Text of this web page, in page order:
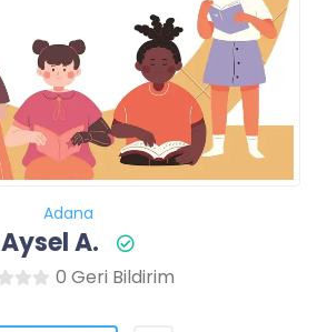
Adana
Aysel A.
0 Geri Bildirim